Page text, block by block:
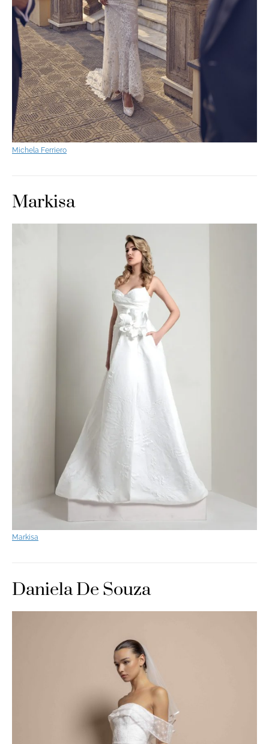
Michela Ferriero
Markisa
Markisa
Daniela De Souza